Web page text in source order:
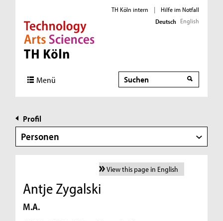
Direkt zur Hauptnavigation
Direkt zur Subnavigation
Direkt zum Inhalt
Direkt zum Fußbereich
TH Köln intern |
Hilfe im Notfall
Deutsch English
Menü Suche
Profil
Personen
View this page in English
Antje Zygalski
M.A.